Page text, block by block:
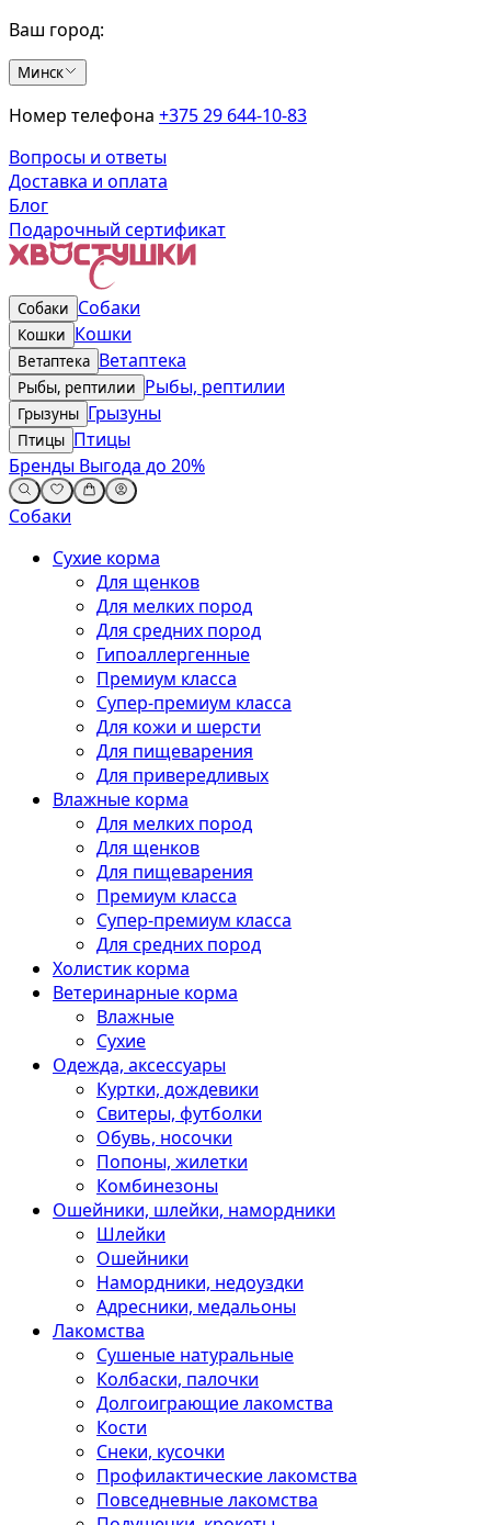
Ваш город:
Минск
Номер телефона +375 29 644-10-83
Вопросы и ответы
Доставка и оплата
Блог
Подарочный сертификат
Собаки Собаки
Кошки Кошки
Ветаптека Ветаптека
Рыбы, рептилии Рыбы, рептилии
Грызуны Грызуны
Птицы Птицы
Бренды Выгода до 20%
Собаки
Сухие корма
Для щенков
Для мелких пород
Для средних пород
Гипоаллергенные
Премиум класса
Супер-премиум класса
Для кожи и шерсти
Для пищеварения
Для привередливых
Влажные корма
Для мелких пород
Для щенков
Для пищеварения
Премиум класса
Супер-премиум класса
Для средних пород
Холистик корма
Ветеринарные корма
Влажные
Сухие
Одежда, аксессуары
Куртки, дождевики
Свитеры, футболки
Обувь, носочки
Попоны, жилетки
Комбинезоны
Ошейники, шлейки, намордники
Шлейки
Ошейники
Намордники, недоуздки
Адресники, медальоны
Лакомства
Сушеные натуральные
Колбаски, палочки
Долгоиграющие лакомства
Кости
Снеки, кусочки
Профилактические лакомства
Повседневные лакомства